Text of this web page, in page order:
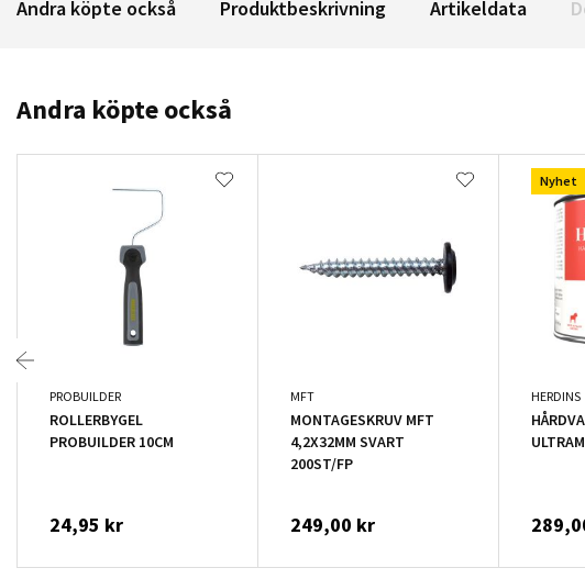
Andra köpte också Produktbeskrivning Artikeldata
Andra köpte också
PROBUILDER
ROLLERBYGEL
PROBUILDER 10CM
24,95 kr
MFT
MONTAGESKRUV MFT
4,2X32MM SVART
200ST/FP
249,00 kr
Nyhet
HERDINS